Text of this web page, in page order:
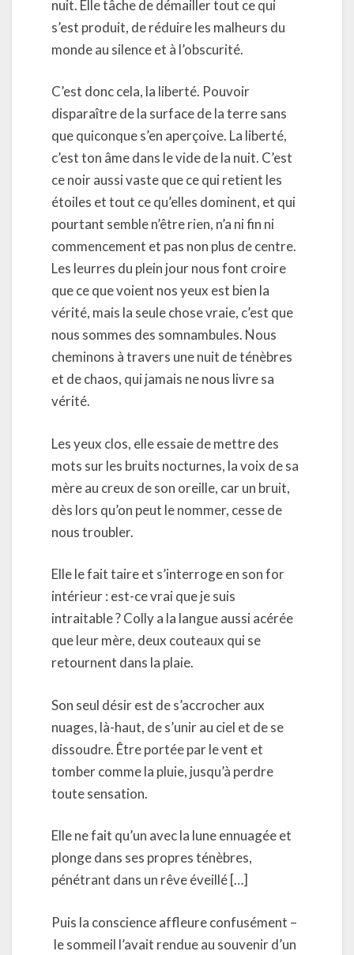
nuit. Elle tâche de démailler tout ce qui
s’est produit, de réduire les malheurs du
monde au silence et à l’obscurité.
C’est donc cela, la liberté. Pouvoir
disparaître de la surface de la terre sans
que quiconque s’en aperçoive. La liberté,
c’est ton âme dans le vide de la nuit. C’est
ce noir aussi vaste que ce qui retient les
étoiles et tout ce qu’elles dominent, et qui
pourtant semble n’être rien, n’a ni fin ni
commencement et pas non plus de centre.
Les leurres du plein jour nous font croire
que ce que voient nos yeux est bien la
vérité, mais la seule chose vraie, c’est que
nous sommes des somnambules. Nous
cheminons à travers une nuit de ténèbres
et de chaos, qui jamais ne nous livre sa
vérité.
Les yeux clos, elle essaie de mettre des
mots sur les bruits nocturnes, la voix de sa
mère au creux de son oreille, car un bruit,
dès lors qu’on peut le nommer, cesse de
nous troubler.
Elle le fait taire et s’interroge en son for
intérieur : est-ce vrai que je suis
intraitable ? Colly a la langue aussi acérée
que leur mère, deux couteaux qui se
retournent dans la plaie.
Son seul désir est de s’accrocher aux
nuages, là-haut, de s’unir au ciel et de se
dissoudre. Être portée par le vent et
tomber comme la pluie, jusqu’à perdre
toute sensation.
Elle ne fait qu’un avec la lune ennuagée et
plonge dans ses propres ténèbres,
pénétrant dans un rêve éveillé […]
Puis la conscience affleure confusément –
le sommeil l’avait rendue au souvenir d’un